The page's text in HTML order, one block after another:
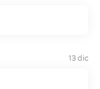
13 dic